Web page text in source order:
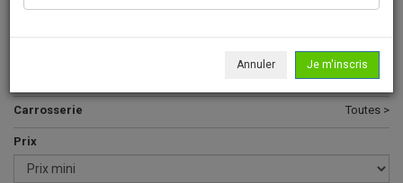
> Rechercher un véhicule
Tous >
Carrosserie Toutes >
Prix
Annuler Je m'inscris